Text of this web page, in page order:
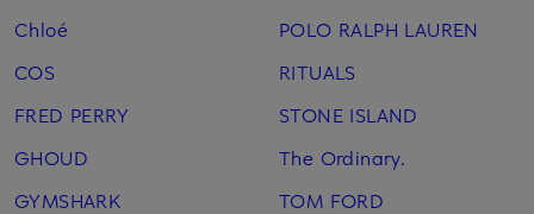
Chloé
COS
FRED PERRY
GHOUD
GYMSHARK
POLO RALPH LAUREN
RITUALS
STONE ISLAND
The Ordinary.
TOM FORD